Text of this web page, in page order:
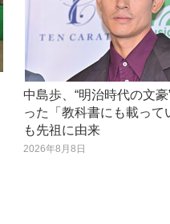
中島歩、“明治時代の文
った「教科書にも載って
も先祖に由来
2026年8月8日